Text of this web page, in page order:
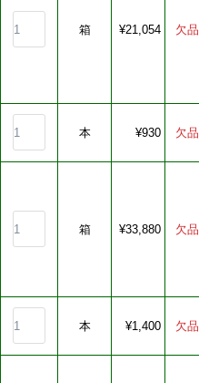
箱 ¥21,054
本 ¥930
箱 ¥33,880
本 ¥1,400